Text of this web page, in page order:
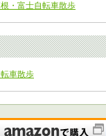
・富士自転車散歩
車散歩